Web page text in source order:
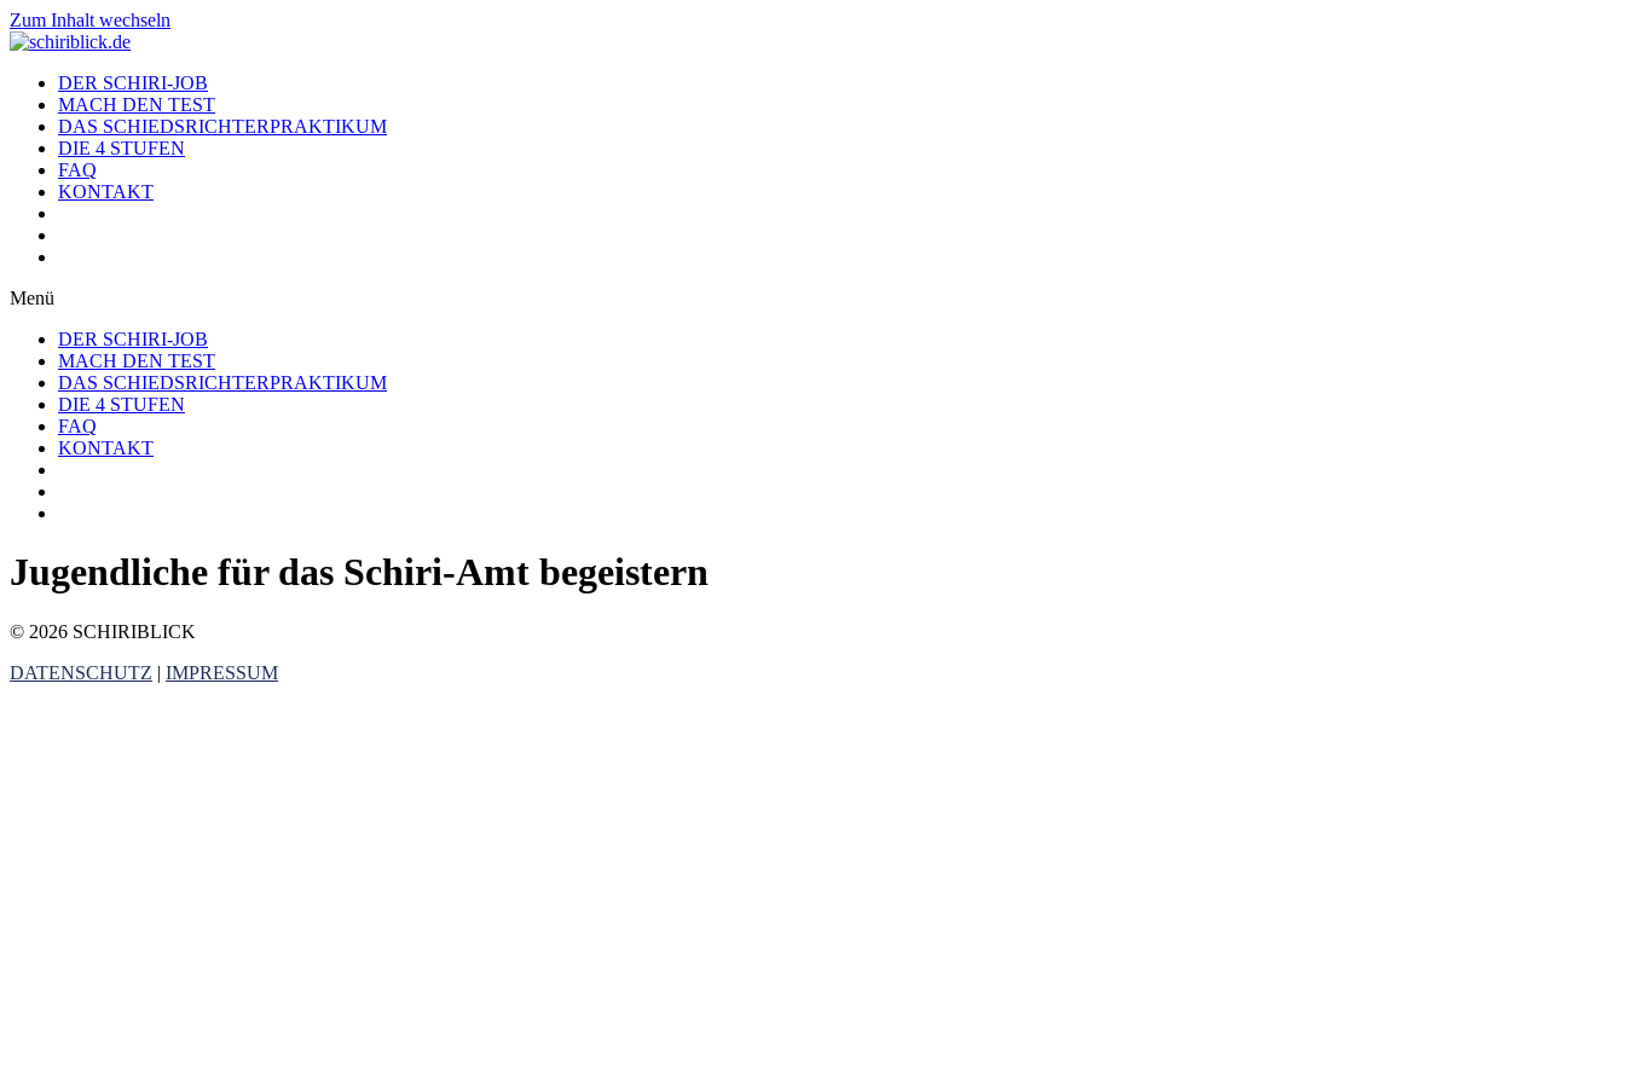
Zum Inhalt wechseln
DER SCHIRI-JOB
MACH DEN TEST
DAS SCHIEDSRICHTERPRAKTIKUM
DIE 4 STUFEN
FAQ
KONTAKT
Menü
DER SCHIRI-JOB
MACH DEN TEST
DAS SCHIEDSRICHTERPRAKTIKUM
DIE 4 STUFEN
FAQ
KONTAKT
Jugendliche für das Schiri-Amt begeistern
© 2026 SCHIRIBLICK
DATENSCHUTZ | IMPRESSUM